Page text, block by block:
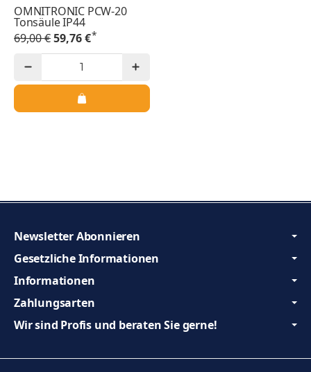
OMNITRONIC PCW-20
Tonsäule IP44
69,00 €59,76 €*
Gesetzliche Informationen
Informationen
Zahlungsarten
Wir sind Profis und beraten Sie gerne!
Newsletter Abonnieren